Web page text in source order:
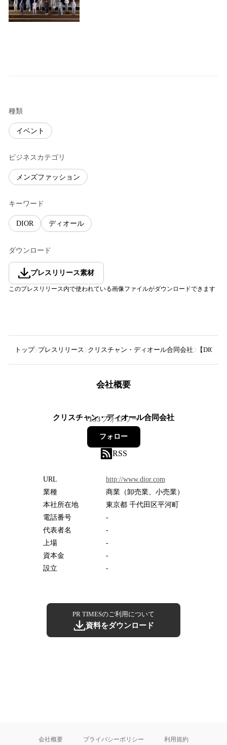
種類
イベント
ビジネスカテゴリ
メンズファッション
キーワード
DIOR ディオール
ダウンロード
プレスリリース素材
このプレスリリース内で使われている画像ファイルがダウンロードできます
トップ プレスリリース クリスチャン・ディオール合同会社 【DIOR
会社概要
クリスチャン・ディオール合同会社
133フォロワー
フォロー
RSS
URL
http://www.dior.com
業種
商業（卸売業、小売業）
本社所在地
東京都 千代田区平河町
電話番号
-
代表者名
-
上場
-
資本金
-
設立
-
PR TIMESのご利用について
資料をダウンロード
会社概要 プライバシーポリシー 利用規約